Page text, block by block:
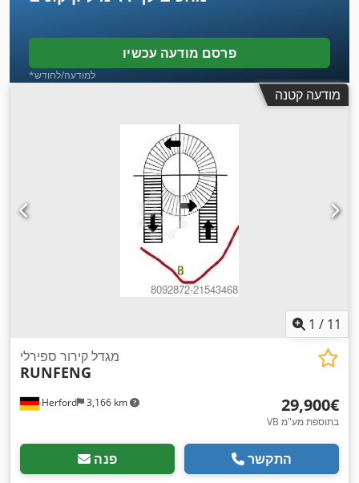
פרסם מודעה עכשיו
*למודעה/לחודש
מודעה קטנה
1 / 11
Herford 3,166 km
מגדל קירור ספירלי
RUNFENG
‏29,900 ‏€
VB בתוספת מע"מ
פנה התקשר